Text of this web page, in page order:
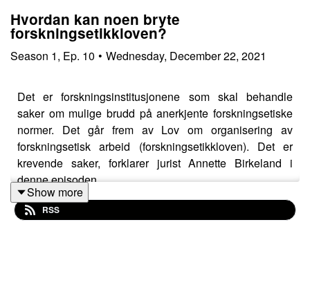
Hvordan kan noen bryte
forskningsetikkloven?
Season 1, Ep. 10 • Wednesday, December 22, 2021
Det er forskningsinstitusjonene som skal behandle
saker om mulige brudd på anerkjente forskningsetiske
normer. Det går frem av Lov om organisering av
forskningsetisk arbeid (forskningsetikkloven). Det er
krevende saker, forklarer jurist Annette Birkeland i
denne episoden.
– Det er flere trinn for å komme frem til om noe er
vitenskapelig uredelighet. Det første man må avklare, er
Show more
RSS